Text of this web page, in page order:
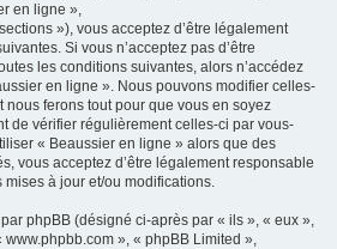
en ligne »,
»), vous acceptez d’être légalement
Si vous n’acceptez pas d’être
les conditions suivantes, alors n’accédez
en ligne ». Nous pouvons modifier celles-
nous ferons tout pour que vous en soyez
de vérifier régulièrement celles-ci par vous-
« Beaussier en ligne » alors que des
vous acceptez d’être légalement responsable
à jour et/ou modifications.
phpBB (désigné ci-après par « ils », « eux »,
», « phpBB Limited »,